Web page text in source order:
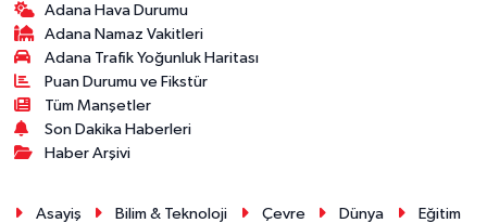
Adana Hava Durumu
Adana Namaz Vakitleri
Adana Trafik Yoğunluk Haritası
Puan Durumu ve Fikstür
Tüm Manşetler
Son Dakika Haberleri
Haber Arşivi
Asayiş Bilim & Teknoloji Çevre Dünya
Eğitim